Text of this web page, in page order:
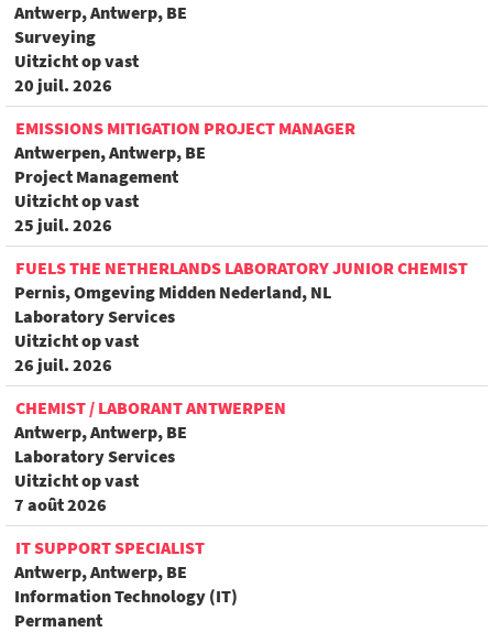
Antwerp, Antwerp, BE
Surveying
Uitzicht op vast
20 juil. 2026
EMISSIONS MITIGATION PROJECT MANAGER
Antwerpen, Antwerp, BE
Project Management
Uitzicht op vast
25 juil. 2026
FUELS THE NETHERLANDS LABORATORY JUNIOR CHEMIST
Pernis, Omgeving Midden Nederland, NL
Laboratory Services
Uitzicht op vast
26 juil. 2026
CHEMIST / LABORANT ANTWERPEN
Antwerp, Antwerp, BE
Laboratory Services
Uitzicht op vast
7 août 2026
IT SUPPORT SPECIALIST
Antwerp, Antwerp, BE
Information Technology (IT)
Permanent